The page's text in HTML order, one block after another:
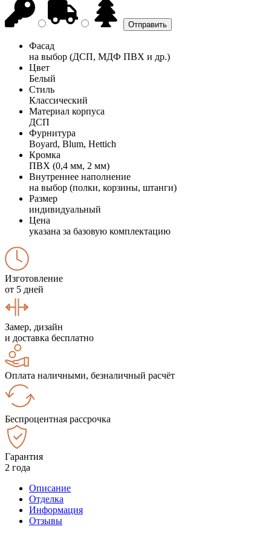
Фасад
на выбор (ДСП, МДФ ПВХ и др.)
Цвет
Белый
Стиль
Классический
Материал корпуса
ДСП
Фурнитура
Boyard, Blum, Hettich
Кромка
ПВХ (0,4 мм, 2 мм)
Внутреннее наполнение
на выбор (полки, корзины, штанги)
Размер
индивидуальный
Цена
указана за базовую комплектацию
Изготовление
от 5 дней
Замер, дизайн
и доставка бесплатно
Оплата наличными, безналичный расчёт
Беспроцентная рассрочка
Гарантия
2 года
Описание
Отделка
Информация
Отзывы